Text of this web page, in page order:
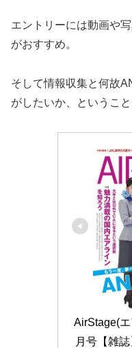
エントリーには動画や
がおすすめ。
そして情報収集と何故
がしたいか、というこ
AirStage(
月号【雑